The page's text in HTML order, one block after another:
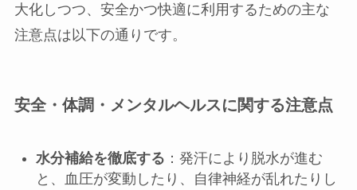
大化しつつ、安全かつ快適に利用するための主な
注意点は以下の通りです。
安全・体調・メンタルヘルスに関する注意点
水分補給を徹底する ：発汗により脱水が進む
と、血圧が変動したり、自律神経が乱れたりし